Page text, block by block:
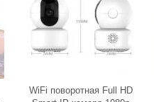
WiFi поворотная Full HD